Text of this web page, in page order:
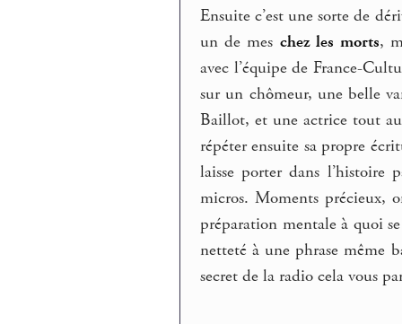
Ensuite c’est une sorte de
un de mes chez les morts,
avec l’équipe de France-
sur un chômeur, une belle
Baillot, et une actrice tout
répéter ensuite sa propre
laisse porter dans l’histoire
micros. Moments précieux,
préparation mentale à quoi
netteté à une phrase même
secret de la radio cela vous